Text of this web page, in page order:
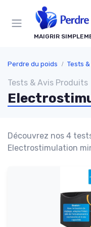
MAIGRIR
Perdre du poids Tests
Tests & Avis Produits
Découvrez nos 4
Electrostimulation
Panneau de gestion